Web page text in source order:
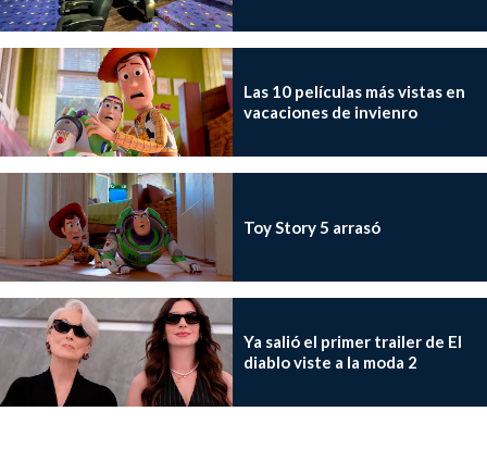
Las 10 películas más vistas en
vacaciones de invienro
Toy Story 5 arrasó
Ya salió el primer trailer de El
diablo viste a la moda 2